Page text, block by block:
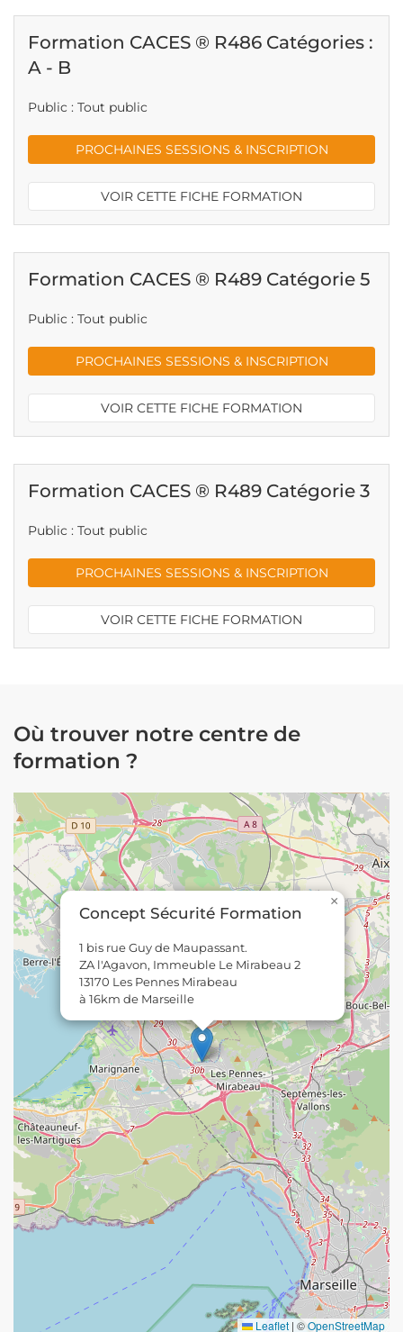
Formation CACES ® R486 Catégories :
A - B
Public : Tout public
PROCHAINES SESSIONS & INSCRIPTION
VOIR CETTE FICHE FORMATION
Formation CACES ® R489 Catégorie 5
Public : Tout public
PROCHAINES SESSIONS & INSCRIPTION
VOIR CETTE FICHE FORMATION
Formation CACES ® R489 Catégorie 3
Public : Tout public
PROCHAINES SESSIONS & INSCRIPTION
VOIR CETTE FICHE FORMATION
Où trouver notre centre de
formation ?
Concept Sécurité Formation
1 bis rue Guy de Maupassant.
ZA l'Agavon, Immeuble Le Mirabeau 2
13170 Les Pennes Mirabeau
à 16km de Marseille
×
Leaflet | ©OpenStreetMap